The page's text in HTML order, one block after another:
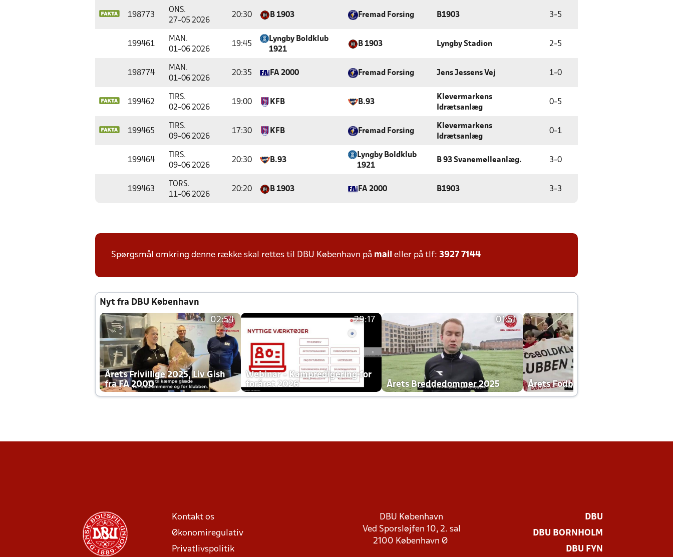
198773
ONS.
27-05 2026
20:30 B 1903 Fremad Forsing B1903 3-5
199461
MAN.
01-06 2026
19:45
Lyngby Boldklub
1921
B 1903 Lyngby Stadion 2-5
198774
MAN.
01-06 2026
20:35 FA 2000 Fremad Forsing Jens Jessens Vej 1-0
199462
TIRS.
02-06 2026
19:00 KFB B.93
Kløvermarkens
Idrætsanlæg
0-5
199465
TIRS.
09-06 2026
17:30 KFB Fremad Forsing
Kløvermarkens
Idrætsanlæg
0-1
199464
TIRS.
09-06 2026
20:30 B.93
Lyngby Boldklub
1921
B 93 Svanemølleanlæg. 3-0
199463
TORS.
11-06 2026
20:20 B 1903 FA 2000 B1903 3-3
Spørgsmål omkring denne række skal rettes til DBU København på mail eller på tlf: 3927 7144
Nyt fra DBU København
02:54
Årets Frivillige 2025, Liv Gish
fra FA 2000
29:17
Webinar - Kampredigering for
foråret 2026
01:51
Årets Breddedommer 2025 Årets Fodboldklub 2025 mp4
Kontakt os
Økonomiregulativ
Privatlivspolitik
DBU København
Ved Sporsløjfen 10, 2. sal
2100 København Ø
DBU
DBU BORNHOLM
DBU FYN